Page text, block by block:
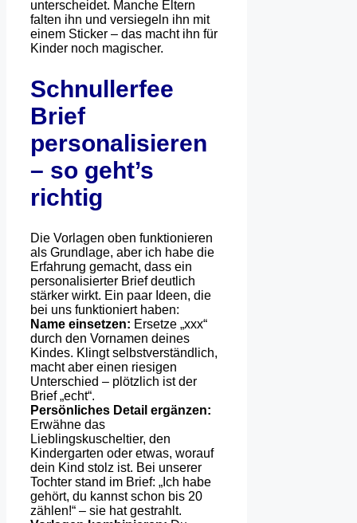
unterscheidet. Manche Eltern
falten ihn und versiegeln ihn mit
einem Sticker – das macht ihn für
Kinder noch magischer.
Schnullerfee
Brief
personalisieren
– so geht’s
richtig
Die Vorlagen oben funktionieren
als Grundlage, aber ich habe die
Erfahrung gemacht, dass ein
personalisierter Brief deutlich
stärker wirkt. Ein paar Ideen, die
bei uns funktioniert haben:
Name einsetzen: Ersetze „xxx“
durch den Vornamen deines
Kindes. Klingt selbstverständlich,
macht aber einen riesigen
Unterschied – plötzlich ist der
Brief „echt“.
Persönliches Detail ergänzen:
Erwähne das
Lieblingskuscheltier, den
Kindergarten oder etwas, worauf
dein Kind stolz ist. Bei unserer
Tochter stand im Brief: „Ich habe
gehört, du kannst schon bis 20
zählen!“ – sie hat gestrahlt.